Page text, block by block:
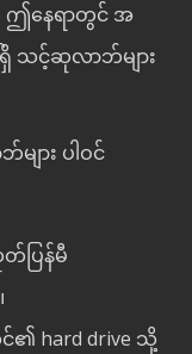
ဤနေရာတွင် အ
သင့်ဆုလာဘ်များ
ား ပါဝင်
ပြန်မီ
hard drive သို့